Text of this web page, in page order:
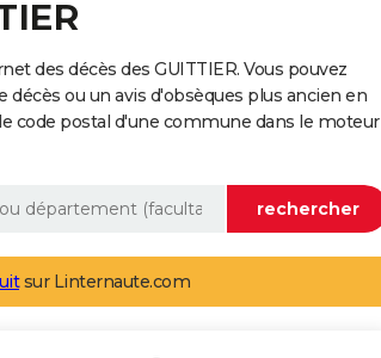
des décès des GUITTIER. Vous pouvez
ou un avis d'obsèques plus ancien en
code postal d'une commune dans le moteur
sur Linternaute.com